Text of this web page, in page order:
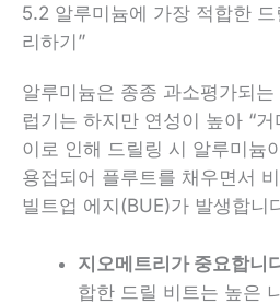
5.2 알루미늄에 가장 적합한
리하기”
알루미늄은 종종 과소평가되
럽기는 하지만 연성이 높아 “
이로 인해 드릴링 시 알루미늄
용접되어 플루트를 채우면서
빌트업 에지(BUE)가 발생합니
지오메트리가 중요합니
합한 드릴 비트는 높은